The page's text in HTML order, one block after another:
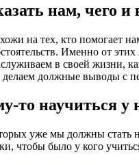
нам, чего
на тех, кто помогает
Именно от
в своей
делаем должные выводы с
то научиться у
уже мы должны стать
чтобы было у кого